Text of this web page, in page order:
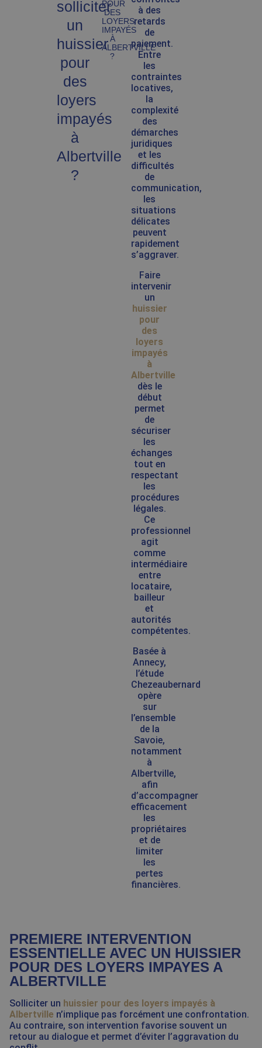
solliciter
un
huissier
pour
des
loyers
impayés
à
Albertville
?
POUR
DES
LOYERS
IMPAYÉS
À
ALBERTVILLE
?
à des
retards
de
paiement.
Entre
les
contraintes
locatives,
la
complexité
des
démarches
juridiques
et les
difficultés
de
communication,
les
situations
délicates
peuvent
rapidement
s’aggraver.
Faire
intervenir
un
huissier
pour
des
loyers
impayés
à
Albertville
dès le
début
permet
de
sécuriser
les
échanges
tout en
respectant
les
procédures
légales.
Ce
professionnel
agit
comme
intermédiaire
entre
locataire,
bailleur
et
autorités
compétentes.
Basée à
Annecy,
l’étude
Chezeaubernard
opère
sur
l’ensemble
de la
Savoie,
notamment
à
Albertville,
afin
d’accompagner
efficacement
les
propriétaires
et de
limiter
les
pertes
financières.
PREMIERE INTERVENTION
ESSENTIELLE AVEC UN HUISSIER
POUR DES LOYERS IMPAYES A
ALBERTVILLE
Solliciter un huissier pour des loyers impayés à
Albertville n’implique pas forcément une confrontation.
Au contraire, son intervention favorise souvent un
retour au dialogue et permet d’éviter l’aggravation du